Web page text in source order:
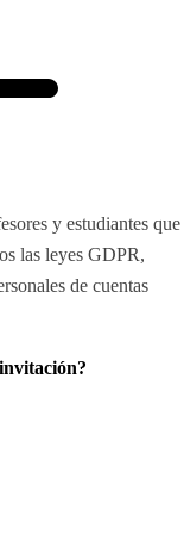
y estudiantes que
las leyes GDPR,
de cuentas